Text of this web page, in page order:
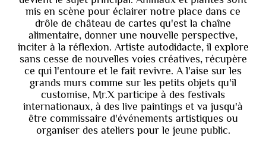
mis en scène pour éclairer notre place dans ce
drôle de château de cartes qu'est la chaîne
alimentaire, donner une nouvelle perspective,
inciter à la réflexion. Artiste autodidacte, il explore
sans cesse de nouvelles voies créatives, récupère
ce qui l'entoure et le fait revivre. A l'aise sur les
grands murs comme sur les petits objets qu'il
customise, Mr.X participe à des festivals
internationaux, à des live paintings et va jusqu'à
être commissaire d'événements artistiques ou
organiser des ateliers pour le jeune public.